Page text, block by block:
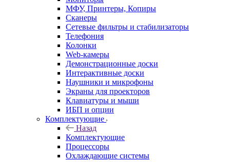
МФУ, Принтеры, Копиры
Сканеры
Сетевые фильтры и стабилизаторы
Телефония
Колонки
Web-камеры
Демонстрационные доски
Интерактивные доски
Наушники и микрофоны
Экраны для проекторов
Клавиатуры и мыши
ИБП и опции
Комплектующие
Назад
Комплектующие
Процессоры
Охлаждающие системы